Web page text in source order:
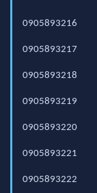
0905893216
0905893217
0905893218
0905893219
0905893220
0905893221
0905893222